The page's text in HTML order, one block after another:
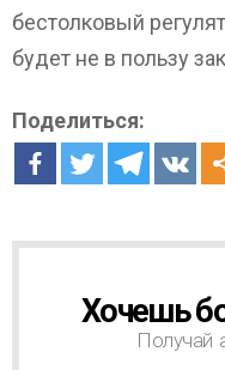
бестолковый
будет не в пользу
Поделиться:
Хочешь
Получай